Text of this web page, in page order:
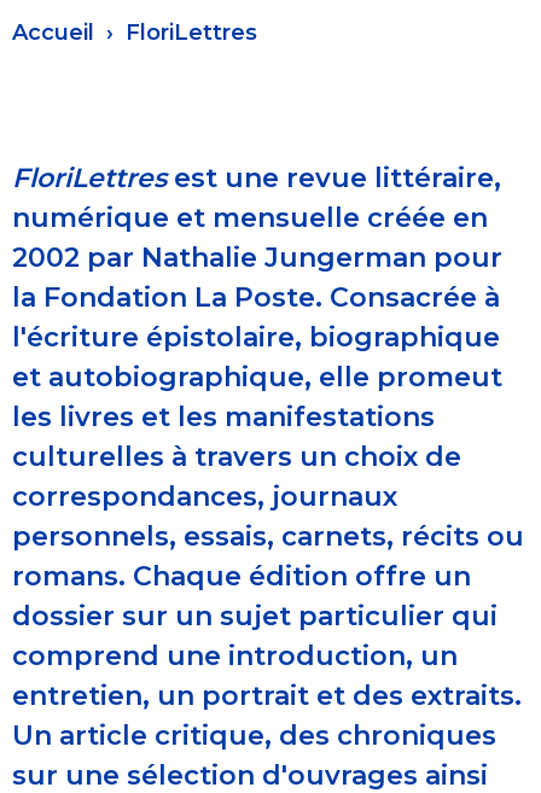
Fil
Accueil FloriLettres
FloriLettresest une revue littéraire,
numérique et mensuelle créée en
2002 par Nathalie Jungerman pour
la Fondation La Poste. Consacrée à
l'écriture épistolaire, biographique
et autobiographique, elle promeut
les livres et les manifestations
culturelles à travers un choix de
correspondances, journaux
personnels, essais, carnets, récits ou
romans. Chaque édition offre un
dossier sur un sujet particulier qui
comprend une introduction, un
entretien, un portrait et des extraits.
Un article critique, des chroniques
sur une sélection d'ouvrages ainsi